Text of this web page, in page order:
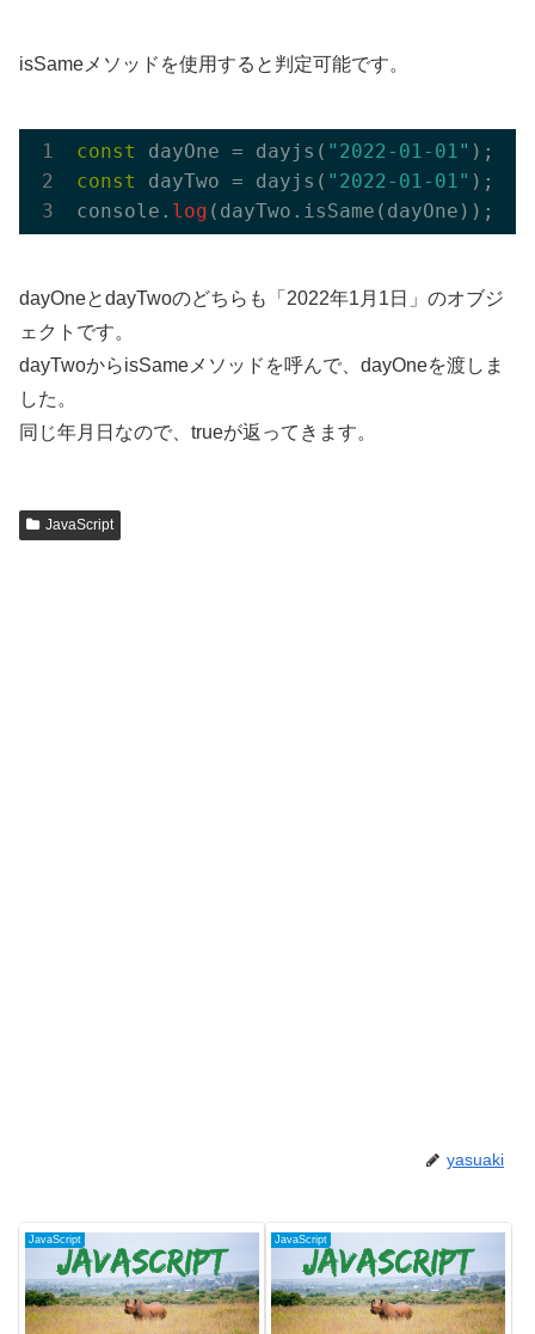
isSameメソッドを使用すると判定可能です。
const dayOne = dayjs( "2022-01-01"
const
dayTwo = dayjs( "2022-01-01" );
console. log (dayTwo.isSame(dayOne));
dayOneとdayTwoのどちらも「2022年1月1日」のオブジ
ェクトです。
dayTwoからisSameメソッドを呼んで、dayOneを渡しま
した。
同じ年月日なので、trueが返ってきます。
JavaScript
yasuaki
JavaScript JavaScript